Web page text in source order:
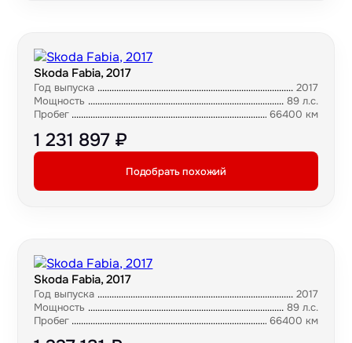
Skoda Fabia, 2017
Год выпуска
2017
Мощность
89 л.с.
Пробег
66400 км
1 231 897 ₽
Подобрать похожий
Skoda Fabia, 2017
Год выпуска
2017
Мощность
89 л.с.
Пробег
66400 км